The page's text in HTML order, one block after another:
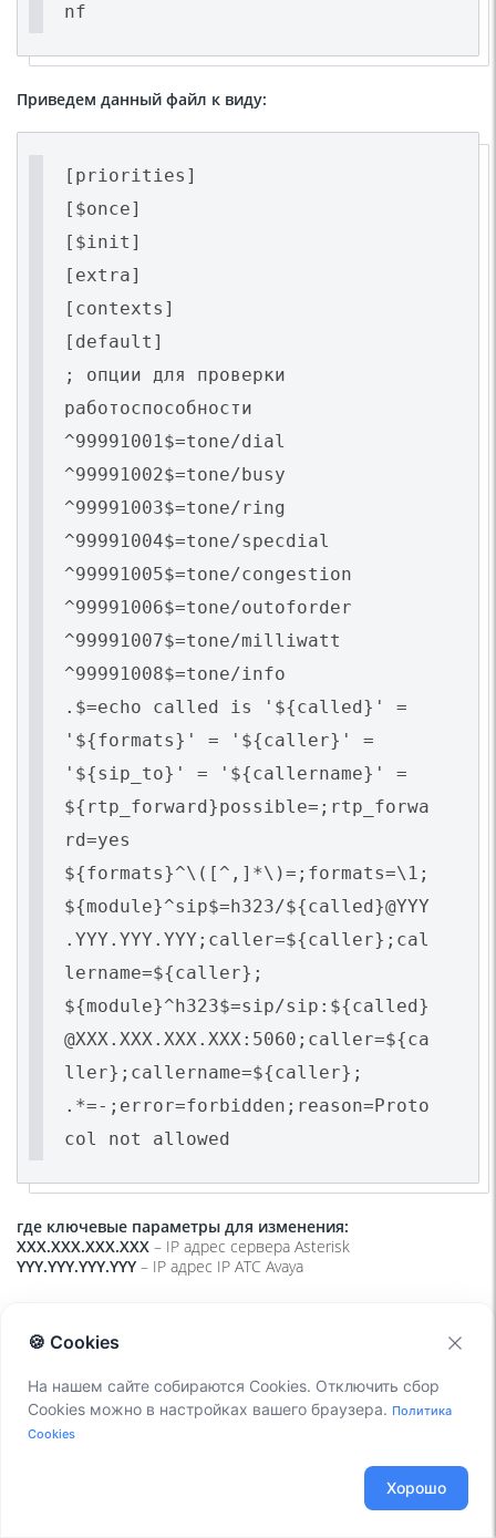
nf
Приведем данный файл к виду:
[priorities]
[$once]
[$init]
[extra]
[contexts]
[default]
; опции для проверки
работоспособности
^99991001$=tone/dial
^99991002$=tone/busy
^99991003$=tone/ring
^99991004$=tone/specdial
^99991005$=tone/congestion
^99991006$=tone/outoforder
^99991007$=tone/milliwatt
^99991008$=tone/info
.$=echo called is '${called}' =
'${formats}' = '${caller}' =
'${sip_to}' = '${callername}' =
${rtp_forward}possible=;rtp_forwa
rd=yes
${formats}^\([^,]*\)=;formats=\1;
${module}^sip$=h323/${called}@YYY
.YYY.YYY.YYY;caller=${caller};cal
lername=${caller};
${module}^h323$=sip/sip:${called}
@XXX.XXX.XXX.XXX:5060;caller=${ca
ller};callername=${caller};
.*=-;error=forbidden;reason=Proto
col not allowed
где ключевые параметры для изменения:
XXX.XXX.XXX.XXX – IP адрес сервера Asterisk
YYY.YYY.YYY.YYY – IP адрес IP АТС Avaya
Редактирование конфигурационного файла regexroute.conf
🍪 Cookies
На нашем сайте собираются Cookies. Отключить сбор
Cookies можно в настройках вашего браузера. Политика
Cookies
Хорошо